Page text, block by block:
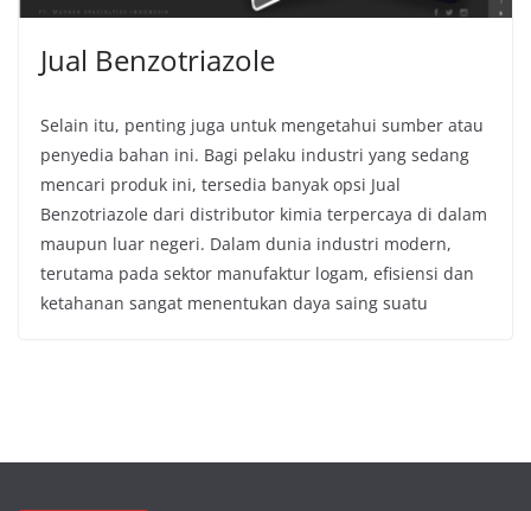
Jual Benzotriazole
Selain itu, penting juga untuk mengetahui sumber atau
penyedia bahan ini. Bagi pelaku industri yang sedang
mencari produk ini, tersedia banyak opsi Jual
Benzotriazole dari distributor kimia terpercaya di dalam
maupun luar negeri. Dalam dunia industri modern,
terutama pada sektor manufaktur logam, efisiensi dan
ketahanan sangat menentukan daya saing suatu